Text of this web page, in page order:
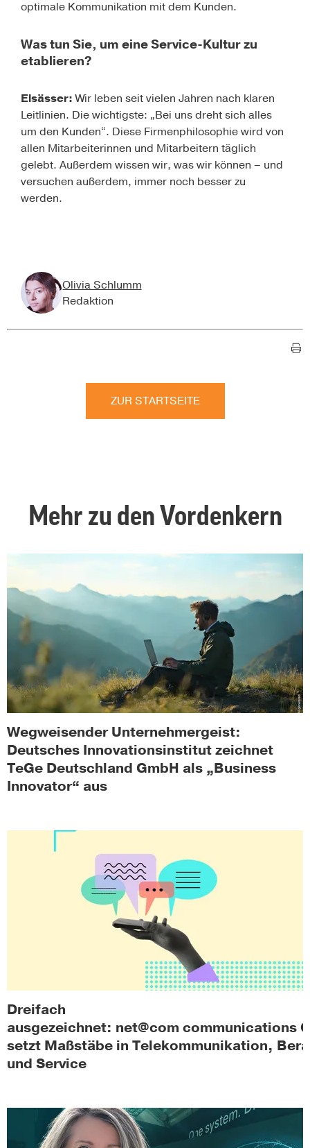
optimale Kommunikation mit dem Kunden.
Was tun Sie, um eine Service-Kultur zu
etablieren?
Elsässer:Wir leben seit vielen Jahren nach klaren
Leitlinien. Die wichtigste: „Bei uns dreht sich alles
um den Kunden“. Diese Firmenphilosophie wird von
allen Mitarbeiterinnen und Mitarbeitern täglich
gelebt. Außerdem wissen wir, was wir können – und
versuchen außerdem, immer noch besser zu
werden.
Olivia Schlumm
Redaktion
ZUR STARTSEITE
Mehr zu den Vordenkern
Wegweisender Unternehmergeist:
Deutsches Innovationsinstitut zeichnet
TeGe Deutschland GmbH als „Business
Innovator“ aus
Dreifach
ausgezeichnet: net@com communications
setzt Maßstäbe in Telekommunikation,
und Service